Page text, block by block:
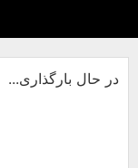
در حال بارگذاری...